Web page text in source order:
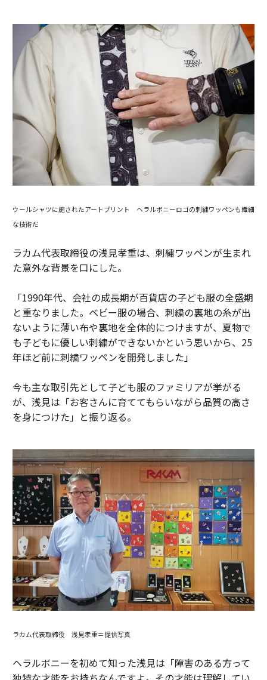
ウールシャツに施されたアートプリント ヘラルボニーロゴの刺繍ワッペンも繊細
な技術だ
ラカム代表取締役の浅見孝重は、刺繍ワッペンが生まれ
た意外な背景を口にした。
「1990年代、会社の成長期が百貨店の子ども服の全盛期
と重なりました。ベビー服の場合、刺繍の裏地の糸が出
ないように薄い布や裏地を全体的につけますが、夏物で
も子どもに優しい刺繍ができないかという思いから、25
年ほど前に刺繍ワッペンを開発しました」
今も主な取引先として子ども服のファミリアが挙がる
が、浅見は「お客さんに育ててもらいながら品質の高さ
を身につけた」と振り返る。
ラカム代表取締役 浅見孝重＝提供写真
ヘラルボニーを初めて知った浅見は「障害のある方って